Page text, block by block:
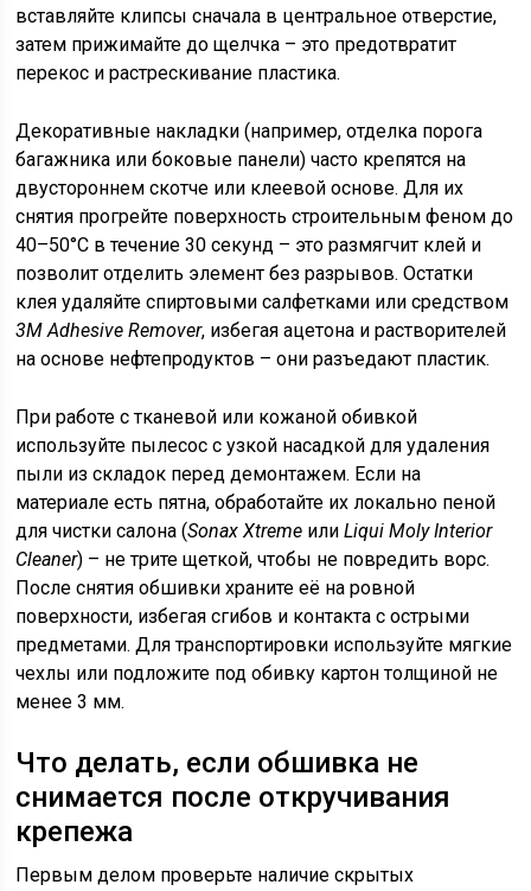
вставляйте клипсы сначала в центральное отверстие,
затем прижимайте до щелчка – это предотвратит
перекос и растрескивание пластика.
Декоративные накладки (например, отделка порога
багажника или боковые панели) часто крепятся на
двустороннем скотче или клеевой основе. Для их
снятия прогрейте поверхность строительным феном до
40–50°C в течение 30 секунд – это размягчит клей и
позволит отделить элемент без разрывов. Остатки
клея удаляйте спиртовыми салфетками или средством
3M Adhesive Remover, избегая ацетона и растворителей
на основе нефтепродуктов – они разъедают пластик.
При работе с тканевой или кожаной обивкой
используйте пылесос с узкой насадкой для удаления
пыли из складок перед демонтажем. Если на
материале есть пятна, обработайте их локально пеной
для чистки салона (Sonax Xtreme илиLiqui Moly Interior
Cleaner) – не трите щеткой, чтобы не повредить ворс.
После снятия обшивки храните её на ровной
поверхности, избегая сгибов и контакта с острыми
предметами. Для транспортировки используйте мягкие
чехлы или подложите под обивку картон толщиной не
менее 3 мм.
Что делать, если обшивка не
снимается после откручивания
крепежа
Первым делом проверьте наличие скрытых